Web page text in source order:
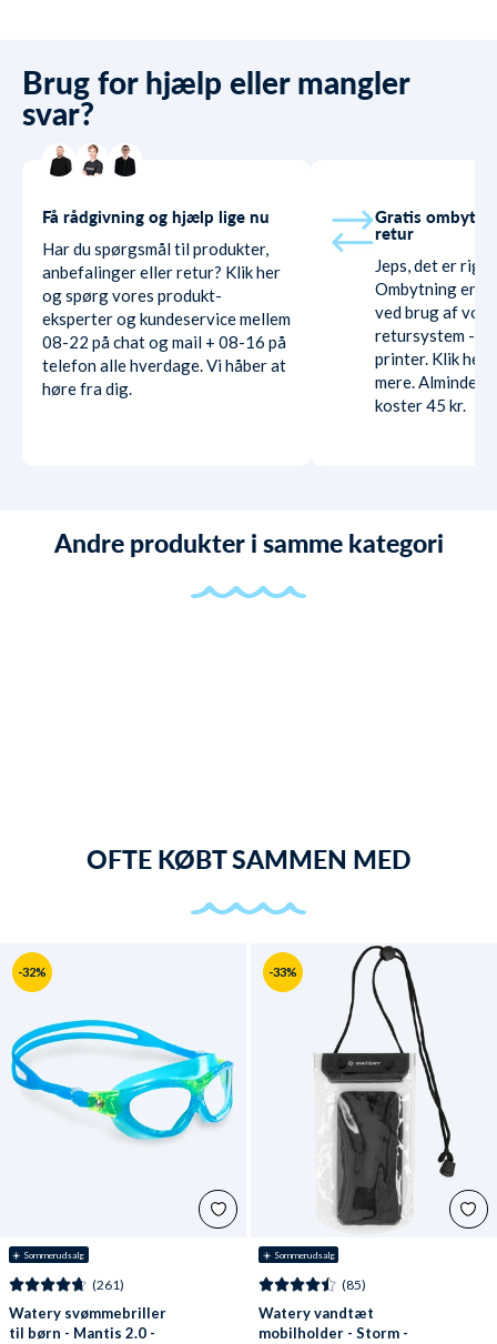
Brug for hjælp eller mangler
svar?
Få rådgivning og hjælp lige nu
Har du spørgsmål til produkter,
anbefalinger eller retur? Klik her
og spørg vores produkt-
eksperter og kundeservice mellem
08-22 på chat og mail + 08-16 på
telefon alle hverdage. Vi håber at
høre fra dig.
Gratis
retur
Jeps, det er
Ombytning er
ved brug af
retursystem -
printer. Klik her
mere.
koster 45 kr.
Andre produkter i samme kategori
OFTE KØBT SAMMEN MED
-32%
☀️ Sommerudsalg
(261)
Watery svømmebriller
til børn - Mantis 2.0 -
-33%
☀️ Sommerudsalg
(85)
Watery vandtæt
mobilholder - Storm -